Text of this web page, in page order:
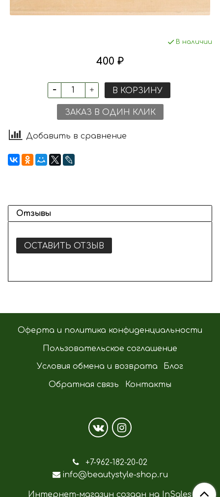
В наличии
400 ₽
В КОРЗИНУ
ЗАКАЗ В ОДИН КЛИК
Добавить в сравнение
Отзывы
ОСТАВИТЬ ОТЗЫВ
Оферта и политика конфиденциальности
Пользовательское соглашение
Условия обмена и возврата Блог
Обратная связь Контакты
+7-962-182-20-02
info@beautystyle-shop.ru
Интернет-магазин создан на InSales